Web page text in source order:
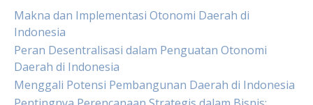
Makna dan Implementasi Otonomi Daerah di
Indonesia
Peran Desentralisasi dalam Penguatan Otonomi
Daerah di Indonesia
Menggali Potensi Pembangunan Daerah di Indonesia